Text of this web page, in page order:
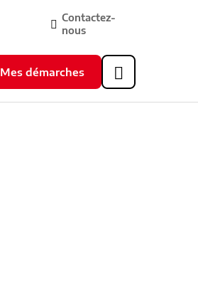
Header
Contactez-
nous
Mes démarches